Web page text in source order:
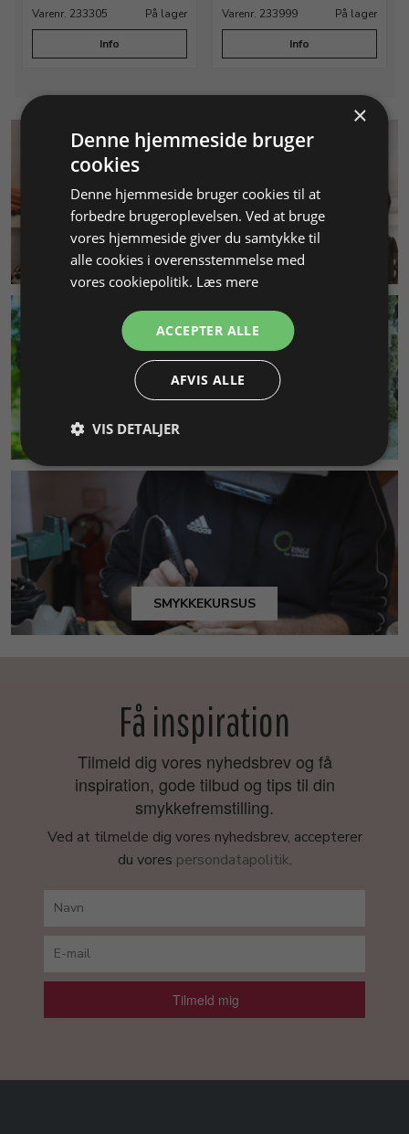
Varenr. 233305 På lager
Info
Varenr. 233999 På lager
Info
KUNDESERVICE
MILJØ & BÆREDYGTIGHED
SMYKKEKURSUS
Få inspiration
Tilmeld dig vores nyhedsbrev og få
inspiration, gode tilbud og tips til din
smykkefremstilling.
Ved at tilmelde dig vores nyhedsbrev, accepterer
du vores persondatapolitik.
Tilmeld mig
×
Denne hjemmeside bruger
cookies
Denne hjemmeside bruger cookies til at
forbedre brugeroplevelsen. Ved at bruge
vores hjemmeside giver du samtykke til
alle cookies i overensstemmelse med
vores cookiepolitik. Læs mere
ACCEPTER ALLE
AFVIS ALLE
VIS DETALJER